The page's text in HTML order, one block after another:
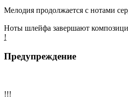
Мелодия продолжается с нотами
Ноты шлейфа завершают
!
Предупреждение
!!!